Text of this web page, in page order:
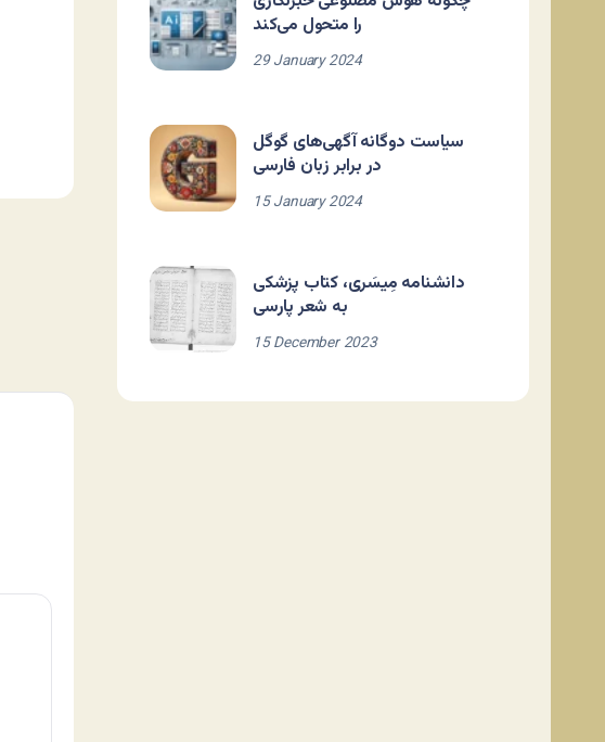
را متحول می‌کند
29 January 2024
سیاست دوگانه آگهی‌های گوگل
در برابر زبان فارسی
15 January 2024
دانشنامه مِیسَری، کتاب پزشکی
به شعر پارسی
15 December 2023